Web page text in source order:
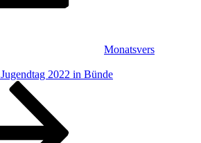
Monatsvers
Jugendtag 2022 in Bünde